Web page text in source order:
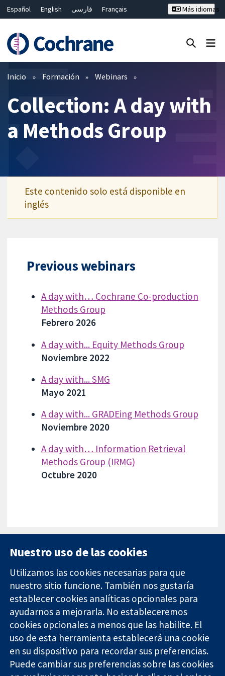
Español English فارسی
Français
Bahasa Malaysia
ไทย 繁體中文
Más idiomas
Filtros
Inicio Formación Webinars
Collection: A day with
a Methods Group
Este contenido solo está disponible en
inglés
Previous webinars
A day with… Cochrane Co-production
Methods Group
Febrero 2026
A day with... Equity Methods Group
Noviembre 2022
A day with... SMG
Mayo 2021
A day with... GRADEing Methods Group
Noviembre 2020
A day with… Information Retrieval
Methods Group (IRMG)
Octubre 2020
Evidencia fiable.
Decisiones
informadas.
Mejor salud.
11-13 Cavendish
Square
Londres
W1G 0AN
Reino Unido
Contacto
Noticias
Prensa
Sobre
nosotros
Empleo
Cochrane
Library
Nuestro uso de las cookies
Utilizamos las cookies necesarias para que
nuestro sitio funcione. También nos gustaría
establecer cookies analíticas opcionales para
ayudarnos a mejorarla. No estableceremos
cookies opcionales a menos que las habilite. El
uso de esta herramienta establecerá una cookie
en su dispositivo para recordar sus preferencias.
Puede cambiar sus preferencias sobre las cookies